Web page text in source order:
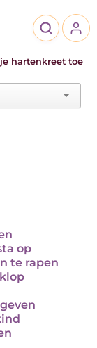
hartenkreet toe
op
te rapen